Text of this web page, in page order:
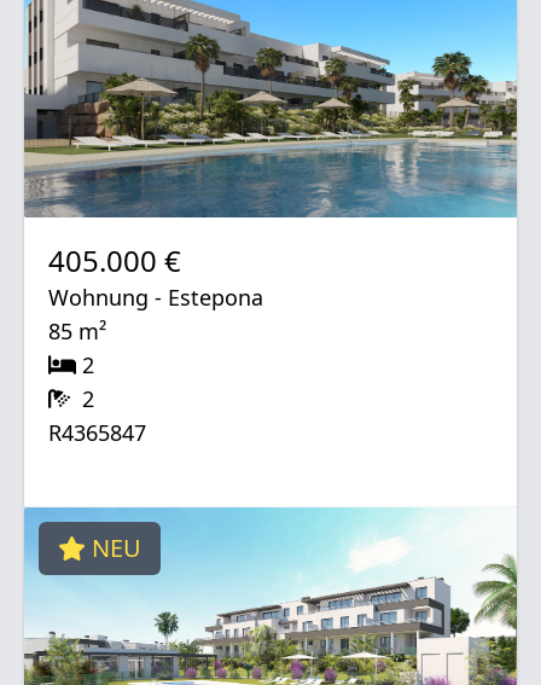
405.000 €
Wohnung - Estepona
85 m²
2
2
R4365847
NEU